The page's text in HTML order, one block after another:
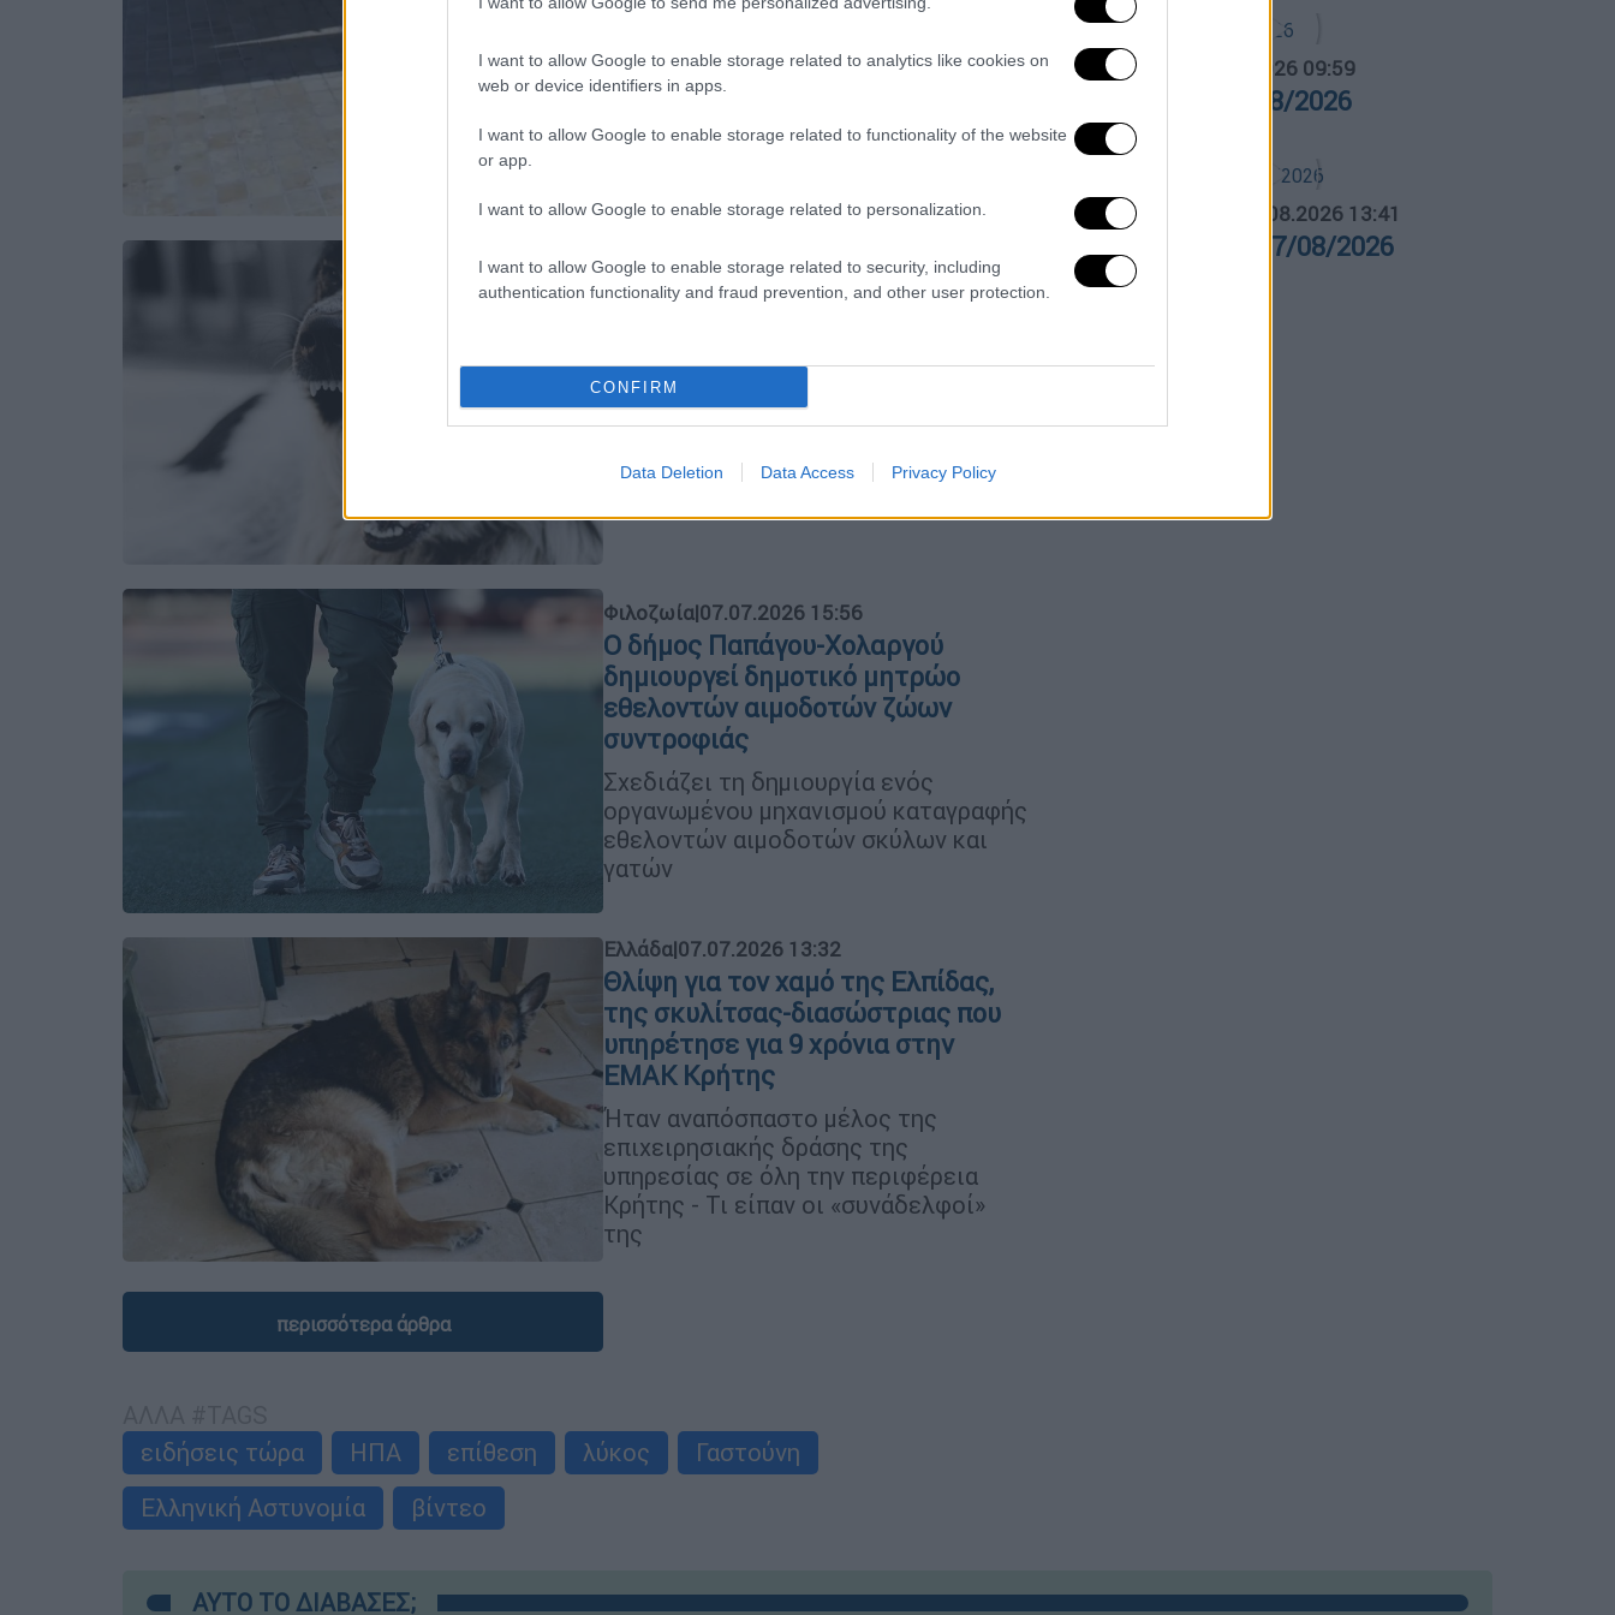
I want to allow Google to enable storage related to analytics like cookies on
web or device identifiers in apps.
I want to allow Google to enable storage related to functionality of the website
or app.
I want to allow Google to enable storage related to personalization.
I want to allow Google to enable storage related to security, including
authentication functionality and fraud prevention, and other user protection.
CONFIRM
Data Deletion Data Access Privacy Policy
Βριλίσσια
Αυτόπτες μάρτυρες λένε ότι όλα
έγιναν μέσα σε λίγα λεπτά:
Ελλάδα|17.07.2026 09:30
Aπίστευτο περιστατικό στα
περαστικό και σκότωσε το
κατοικίδιό του
φούρνο και η ιδιοκτήρια του ζώου
Φιλοζωία|07.07.2026 15:56
Ο δήμος Παπάγου-Χολαργού
δημιουργεί δημοτικό μητρώο
εθελοντών αιμοδοτών ζώων
συντροφιάς
Σχεδιάζει τη δημιουργία ενός
οργανωμένου μηχανισμού καταγραφής
εθελοντών αιμοδοτών σκύλων και
γατών
Ελλάδα|07.07.2026 13:32
Θλίψη για τον χαμό της Ελπίδας,
της σκυλίτσας-διασώστριας που
υπηρέτησε για 9 χρόνια στην
ΕΜΑΚ Κρήτης
Ήταν αναπόσπαστο μέλος της
επιχειρησιακής δράσης της
υπηρεσίας σε όλη την περιφέρεια
Κρήτης - Τι είπαν οι «συνάδελφοί»
της
περισσότερα άρθρα
ειδήσεις τώρα
ΗΠΑ επίθεση λύκος
Γαστούνη
Ελληνική Αστυνομία
βίντεο
Ώρα Ελλάδος... 07.08.2026 09:59
Ώρα Ελλάδος 07/08/2026
ΑΘΛΗΤΙΚΟ ΔΕΛΤΙΟ 07.08.2026 13:41
Αθλητικό δελτίο 07/08/2026
ΑΥΤΟ ΤΟ ΔΙΑΒΑΣΕΣ;